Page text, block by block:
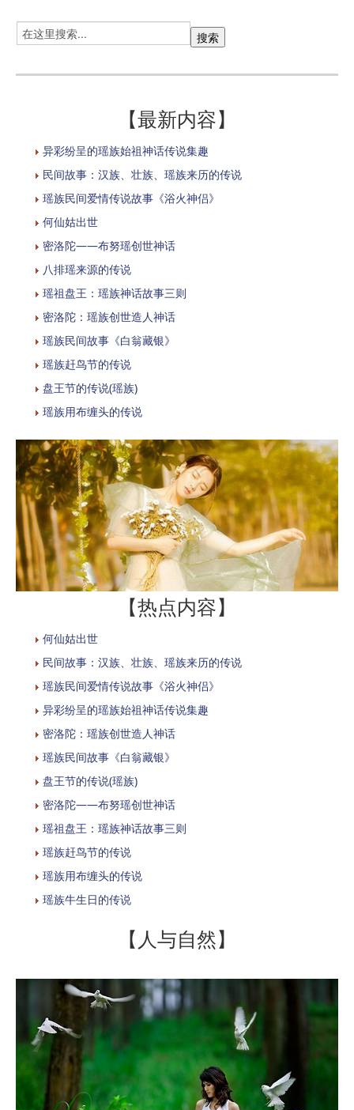
【最新内容】
异彩纷呈的瑶族始祖神话传说集趣
民间故事：汉族、壮族、瑶族来历的传说
瑶族民间爱情传说故事《浴火神侣》
何仙姑出世
密洛陀——布努瑶创世神话
八排瑶来源的传说
瑶祖盘王：瑶族神话故事三则
密洛陀：瑶族创世造人神话
瑶族民间故事《白翁藏银》
瑶族赶鸟节的传说
盘王节的传说(瑶族)
瑶族用布缠头的传说
【热点内容】
何仙姑出世
民间故事：汉族、壮族、瑶族来历的传说
瑶族民间爱情传说故事《浴火神侣》
异彩纷呈的瑶族始祖神话传说集趣
密洛陀：瑶族创世造人神话
瑶族民间故事《白翁藏银》
盘王节的传说(瑶族)
密洛陀——布努瑶创世神话
瑶祖盘王：瑶族神话故事三则
瑶族赶鸟节的传说
瑶族用布缠头的传说
瑶族牛生日的传说
【人与自然】